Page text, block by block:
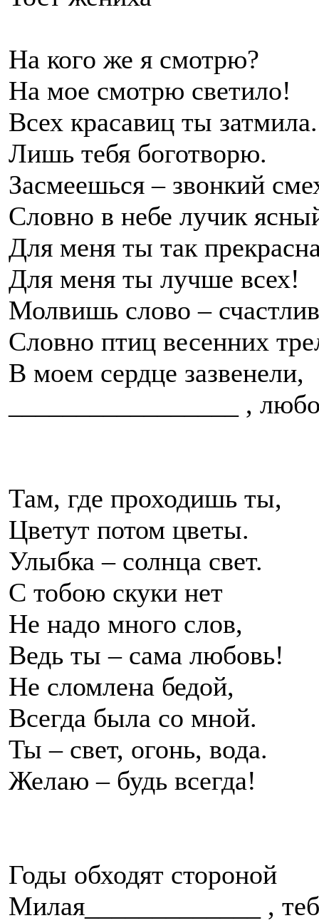
На кого же я смотрю?
На мое смотрю светило!
Всех красавиц ты затмила.
Лишь тебя боготворю.
Засмеешься – звонкий
Словно в небе лучик
Для меня ты так
Для меня ты лучше всех!
Молвишь слово –
Словно птиц весенних
В моем сердце зазвенели,
_________________ ,
Там, где проходишь ты,
Цветут потом цветы.
Улыбка – солнца свет.
С тобою скуки нет
Не надо много слов,
Ведь ты – сама любовь!
Не сломлена бедой,
Всегда была со мной.
Ты – свет, огонь, вода.
Желаю – будь всегда!
Годы обходят стороной
Милая_____________ ,